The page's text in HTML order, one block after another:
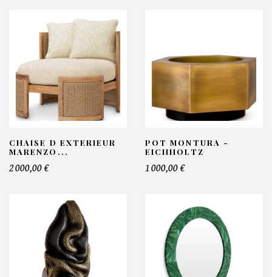
CHAISE D EXTERIEUR
MARENZO...
2 000,00 €
POT MONTURA -
EICHHOLTZ
1 000,00 €